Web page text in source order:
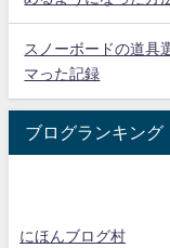
スノーボードの道
マった記録
ブログランキング
にほんブログ村